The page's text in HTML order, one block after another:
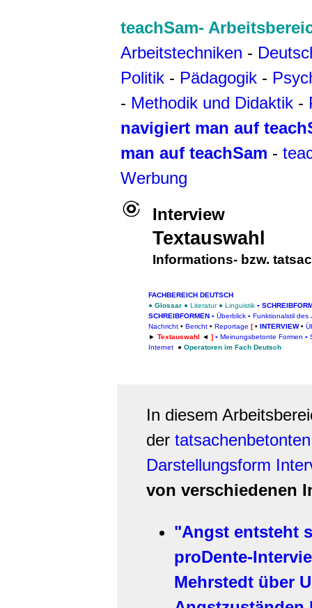
teachSam-
Arbeitstechniken -
Politik - Pädagogik -
- Methodik und Didaktik -
navigiert man auf
man auf teachSam -
Werbung
Interview
Textauswahl
Informations- bzw.
FACHBEREICH DEUTSCH
● Glossar ● Literatur● Linguistik ▪
SCHREIBFORMEN ▪ Überblick ▪ Funktionalstil des
Nachricht • Bericht • Reportage [• INTERVIEW •
► Textauswahl ◄ ] ▪ Meinungsbetonte Formen ▪
Internet
● Operatoren im Fach Deutsch
In diesem
der tatsachenbetonten
Darstellungsform
von verschiedenen
"Angst entsteht
proDente-
Mehrstedt über